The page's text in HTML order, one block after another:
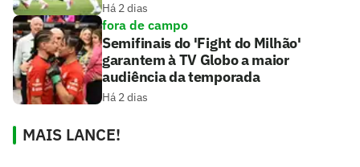
Há 2 dias
fora de campo
Semifinais do 'Fight do Milhão'
garantem à TV Globo a maior
audiência da temporada
Há 2 dias
MAIS LANCE!